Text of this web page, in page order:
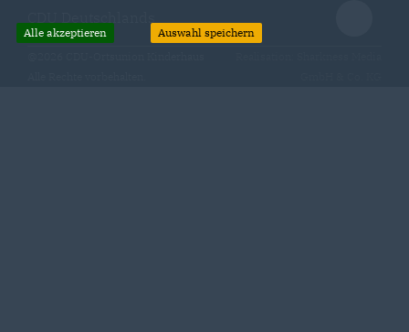
Alle akzeptieren Auswahl speichern